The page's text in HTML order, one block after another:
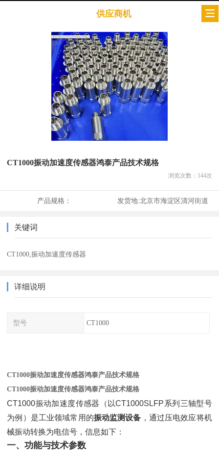
供应商机
CT1000振动加速度传感器鸿泰产品技术规格
浏览次数： 144次
产品规格： 发货地:北京市海淀区清河街道
关键词
CT1000,振动加速度传感器
详细说明
型号 CT1000
CT1000振动加速度传感器鸿泰产品技术规格
CT1000振动加速度传感器鸿泰产品技术规格
CT1000振动加速度传感器（以CT1000SLFP系列三轴型号
为例）是工业领域常用的振动监测设备 ，通过压电效应将机
械振动转换为电信号，信息如下：
一、功能与技术参数